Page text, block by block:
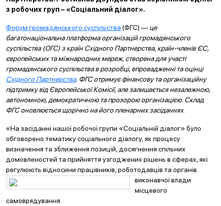
з робочих груп – «Соціальний діалог».
Форум громадянського суспільства (ФГС) — це
багатонаціональна платформа організацій громадянського
суспільства (ОГС) з країн Східного Партнерства, країн-членів ЄС,
європейських та міжнародних мереж, створена для участі
громадянського суспільства в розробці, впровадженні та оцінці
Східного Партнерства. ФГС отримує фінансову та організаційну
підтримку від Європейської Комісії, але залишається незалежною,
автономною, демократичною та прозорою організацією. Склад
ФГС оновлюється щорічно на його пленарних засіданнях.
«На засіданні нашої робочої групи «Соціальній діалог» було
обговорено тематику соціального діалогу, як процесу
визначення та зближення позицій, досягнення спільних
домовленостей та прийняття узгоджених рішень в сферах, які
регулюють відносини працівників, роботодавців та органів
виконавчої влади
місцевого
самоврядування.